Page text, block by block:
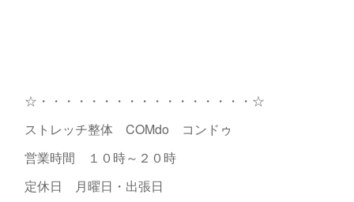
☆・・・・・・・・・・・・・・・・・☆
ストレッチ整体 COMdo コンドゥ
営業時間 １０時～２０時
定休日 月曜日・出張日